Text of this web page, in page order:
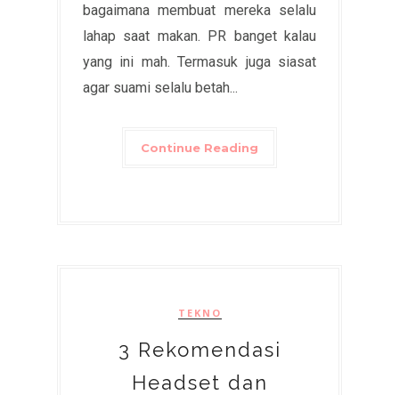
bagaimana membuat mereka selalu
lahap saat makan. PR banget kalau
yang ini mah. Termasuk juga siasat
agar suami selalu betah...
Continue Reading
TEKNO
3 Rekomendasi
Headset dan